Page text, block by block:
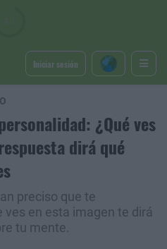
Iniciar sesión
¿Qué ves
dirá qué
preciso que te
en esta imagen te dirá
tu mente.